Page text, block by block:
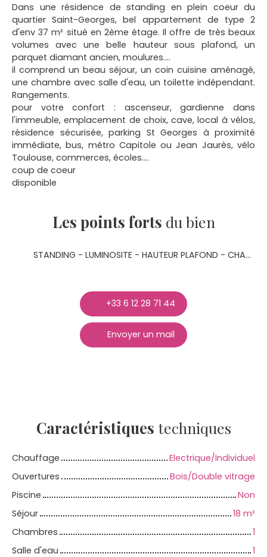
Dans une résidence de standing en plein coeur du
quartier Saint-Georges, bel appartement de type 2
d'env 37 m² situé en 2ème étage. Il offre de très beaux
volumes avec une belle hauteur sous plafond, un
parquet diamant ancien, moulures....
il comprend un beau séjour, un coin cuisine aménagé,
une chambre avec salle d'eau, un toilette indépendant.
Rangements.
pour votre confort : ascenseur, gardienne dans
l'immeuble, emplacement de choix, cave, local à vélos,
résidence sécurisée, parking St Georges à proximité
immédiate, bus, métro Capitole ou Jean Jaurès, vélo
Toulouse, commerces, écoles....
coup de coeur
disponible
Les points forts du bien
STANDING - LUMINOSITE - HAUTEUR PLAFOND - CHARME
+33 6 12 28 71 44
Envoyer un mail
Caractéristiques techniques
Chauffage
Electrique/Individuel
Ouvertures
Bois/Double vitrage
Piscine
Non
Séjour
18 m²
Chambres
1
Salle d'eau
1